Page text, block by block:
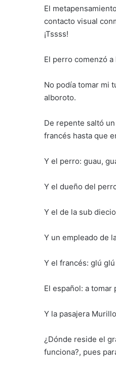
El
contacto visual
¡Tssss!
El perro comenzó a
No podía tomar mi
alboroto.
De repente saltó
francés hasta que
Y el perro: guau,
Y el dueño del
Y el de la sub
Y un empleado de
Y el francés: glú
El español: a tomar
Y la pasajera
¿Dónde reside el
funciona?, pues